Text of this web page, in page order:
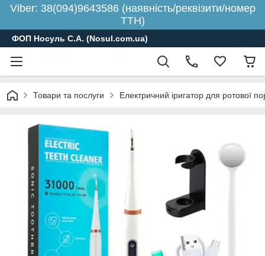
Viber: 38(094)9643586 (наявність/реквізити/номер
ТТН)
ФОП Носуль С.А. (Nosul.com.ua)
Товари та послуги Електричний іригатор для ротової